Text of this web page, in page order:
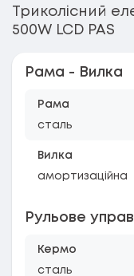
Триколісний
500W LCD PAS
Рама - Вилка
Рама
сталь
Вилка
амортизаційна
Рульове
Кермо
сталь